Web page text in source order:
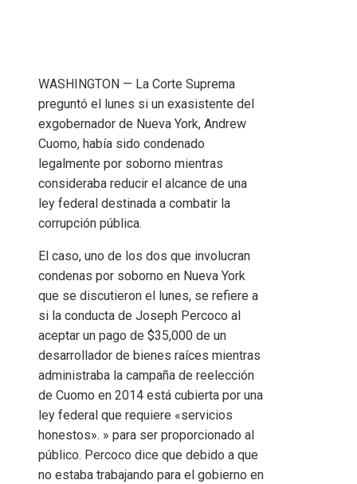
WASHINGTON — La Corte Suprema
preguntó el lunes si un exasistente del
exgobernador de Nueva York, Andrew
Cuomo, había sido condenado
legalmente por soborno mientras
consideraba reducir el alcance de una
ley federal destinada a combatir la
corrupción pública.
El caso, uno de los dos que involucran
condenas por soborno en Nueva York
que se discutieron el lunes, se refiere a
si la conducta de Joseph Percoco al
aceptar un pago de $35,000 de un
desarrollador de bienes raíces mientras
administraba la campaña de reelección
de Cuomo en 2014 está cubierta por una
ley federal que requiere «servicios
honestos». » para ser proporcionado al
público. Percoco dice que debido a que
no estaba trabajando para el gobierno en